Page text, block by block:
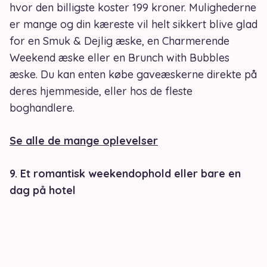
hvor den billigste koster 199 kroner. Mulighederne
er mange og din kæreste vil helt sikkert blive glad
for en Smuk & Dejlig æske, en Charmerende
Weekend æske eller en Brunch with Bubbles
æske. Du kan enten købe gaveæskerne direkte på
deres hjemmeside, eller hos de fleste
boghandlere.
Se alle de mange oplevelser
9. Et romantisk weekendophold eller bare en
dag på hotel